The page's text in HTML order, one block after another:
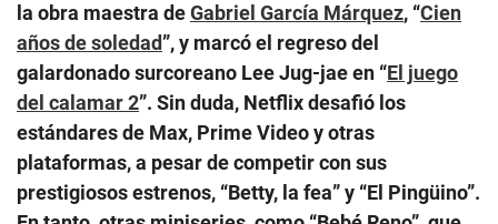
la obra maestra deGabriel García Márquez, “Cien
años de soledad”, y marcó el regreso del
galardonado surcoreano Lee Jug-jae en “El juego
del calamar 2”. Sin duda, Netflix desafió los
estándares de Max, Prime Video y otras
plataformas, a pesar de competir con sus
prestigiosos estrenos, “Betty, la fea” y “El Pingüino”.